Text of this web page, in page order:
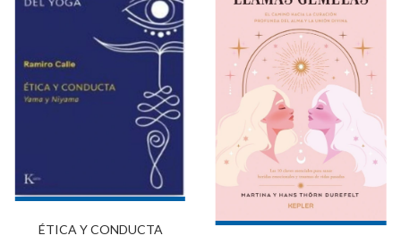
ÉTICA Y CONDUCTA